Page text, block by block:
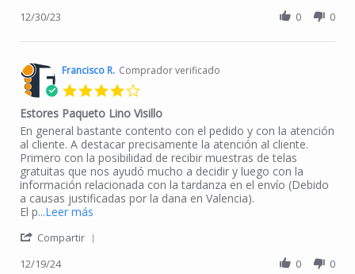
12/30/23 0 0
Francisco R. Comprador verificado
Estores Paqueto Lino Visillo
Review by Francisco R. on 19 Dec 2024
review stating Estores Paqueto Lino Visillo
En general bastante contento con el pedido y con la atención
al cliente. A destacar precisamente la atención al cliente.
Primero con la posibilidad de recibir muestras de telas
gratuitas que nos ayudó mucho a decidir y luego con la
información relacionada con la tardanza en el envío (Debido
a causas justificadas por la dana en Valencia).
El p...Leer más
Compartir
12/19/24 0 0